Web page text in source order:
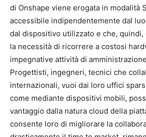
di Onshape viene erogata in modalità
accessibile indipendentemente dal
dal dispositivo utilizzato e che, quindi,
la necessità di ricorrere a costosi
impegnative attività di
Progettisti, ingegneri, tecnici che
internazionali, vuoi dai loro uffici
come mediante dispositivi mobili,
vantaggio dalla natura cloud della
consente loro di migliorare la